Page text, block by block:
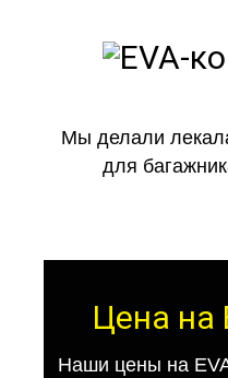
Мы делали
для
Цена на
Наши цены на